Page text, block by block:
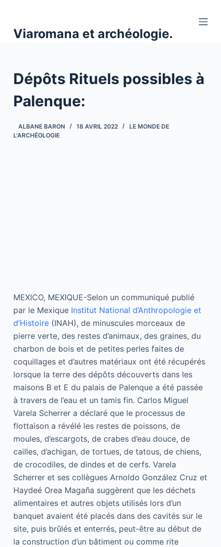
n
Viaromana et archéologie.
Dépôts Rituels possibles à
Palenque:
ALBANE BARON 18 AVRIL 2022
LE MONDE DE
L'ARCHÉOLOGIE
MEXICO, MEXIQUE-Selon un communiqué publié
par le Mexique Institut National d’Anthropologie et
d’Histoire(INAH), de minuscules morceaux de
pierre verte, des restes d’animaux, des graines, du
charbon de bois et de petites perles faites de
coquillages et d’autres matériaux ont été récupérés
lorsque la terre des dépôts découverts dans les
maisons B et E du palais de Palenque a été passée
à travers de l’eau et un tamis fin. Carlos Miguel
Varela Scherrer a déclaré que le processus de
flottaison a révélé les restes de poissons, de
moules, d’escargots, de crabes d’eau douce, de
cailles, d’achigan, de tortues, de tatous, de chiens,
de crocodiles, de dindes et de cerfs. Varela
Scherrer et ses collègues Arnoldo González Cruz et
Haydeé Orea Magaña suggèrent que les déchets
alimentaires et autres objets utilisés lors d’un
banquet avaient été placés dans des cavités sur le
site, puis brûlés et enterrés, peut-être au début de
la construction d’un bâtiment ou comme rite